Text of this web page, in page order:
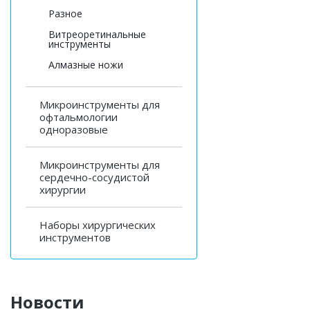
Разное
Витреоретинальные
инструменты
Алмазные ножи
Микроинструменты для
офтальмологии
одноразовые
Микроинструменты для
сердечно-сосудистой
хирургии
Наборы хирургических
инструментов
Новости